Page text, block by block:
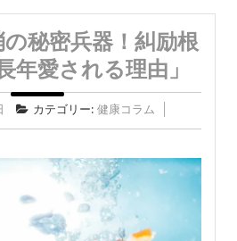
の秘密兵器！糾励根
年愛される理由」
カテゴリー: 健康コラム